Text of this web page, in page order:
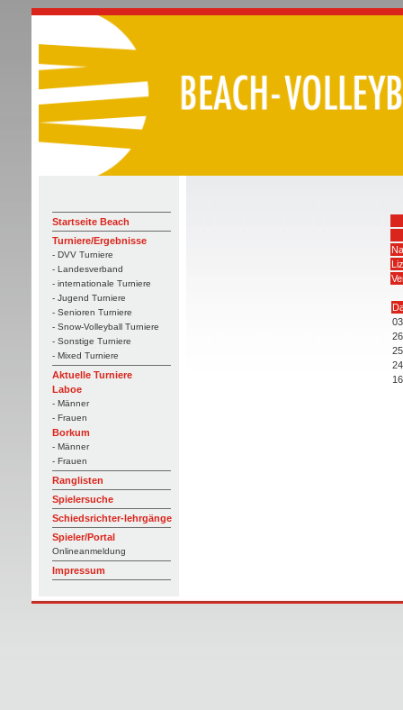
Startseite Beach
Turniere/Ergebnisse
- DVV Turniere
- Landesverband
- internationale Turniere
- Jugend Turniere
- Senioren Turniere
- Snow-Volleyball Turniere
- Sonstige Turniere
- Mixed Turniere
Aktuelle Turniere
Laboe
- Männer
- Frauen
Borkum
- Männer
- Frauen
Ranglisten
Spielersuche
Schiedsrichter-lehrgänge
Spieler/Portal
Onlineanmeldung
Impressum